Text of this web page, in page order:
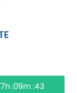
:09m :42